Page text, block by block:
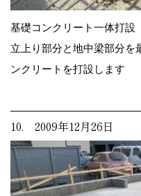
基礎コンクリート一体打設
立上り部分と地中梁部分を
ンクリートを打設します
10. 2009年12月26日